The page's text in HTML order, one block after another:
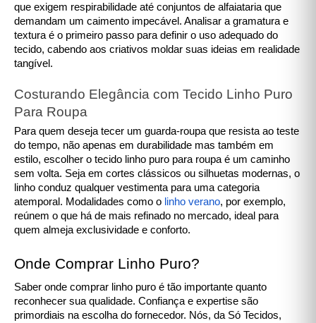
que exigem respirabilidade até conjuntos de alfaiataria que
demandam um caimento impecável. Analisar a gramatura e
textura é o primeiro passo para definir o uso adequado do
tecido, cabendo aos criativos moldar suas ideias em realidade
tangível.
Costurando Elegância com Tecido Linho Puro
Para Roupa
Para quem deseja tecer um guarda-roupa que resista ao teste
do tempo, não apenas em durabilidade mas também em
estilo, escolher o tecido linho puro para roupa é um caminho
sem volta. Seja em cortes clássicos ou silhuetas modernas, o
linho conduz qualquer vestimenta para uma categoria
atemporal. Modalidades como o linho verano, por exemplo,
reúnem o que há de mais refinado no mercado, ideal para
quem almeja exclusividade e conforto.
Onde Comprar Linho Puro?
Saber onde comprar linho puro é tão importante quanto
reconhecer sua qualidade. Confiança e expertise são
primordiais na escolha do fornecedor. Nós, da Só Tecidos,